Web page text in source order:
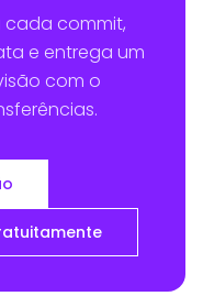
cada commit,
e entrega um
com o